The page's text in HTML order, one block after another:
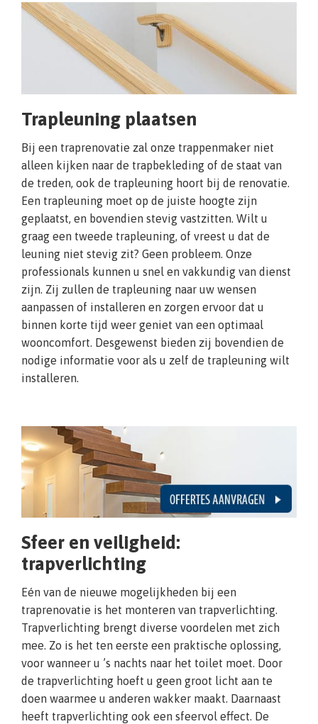
Trapleuning plaatsen
Bij een traprenovatie zal onze trappenmaker niet
alleen kijken naar de trapbekleding of de staat van
de treden, ook de trapleuning hoort bij de renovatie.
Een trapleuning moet op de juiste hoogte zijn
geplaatst, en bovendien stevig vastzitten. Wilt u
graag een tweede trapleuning, of vreest u dat de
leuning niet stevig zit? Geen probleem. Onze
professionals kunnen u snel en vakkundig van dienst
zijn. Zij zullen de trapleuning naar uw wensen
aanpassen of installeren en zorgen ervoor dat u
binnen korte tijd weer geniet van een optimaal
wooncomfort. Desgewenst bieden zij bovendien de
nodige informatie voor als u zelf de trapleuning wilt
installeren.
Sfeer en veiligheid:
trapverlichting
Eén van de nieuwe mogelijkheden bij een
traprenovatie is het monteren van trapverlichting.
Trapverlichting brengt diverse voordelen met zich
mee. Zo is het ten eerste een praktische oplossing,
voor wanneer u ’s nachts naar het toilet moet. Door
de trapverlichting hoeft u geen groot licht aan te
doen waarmee u anderen wakker maakt. Daarnaast
heeft trapverlichting ook een sfeervol effect. De